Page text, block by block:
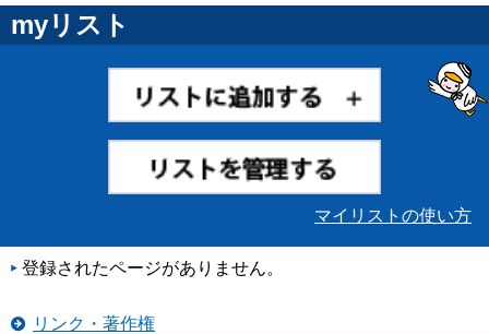
myリスト
マイリストの使い方
登録されたページがありません。
リンク・著作権